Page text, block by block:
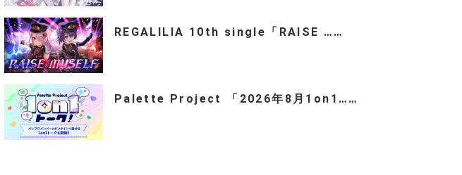
REGALILIA 10th single「RAISE ……
Palette Project 「2026年8月1on1……